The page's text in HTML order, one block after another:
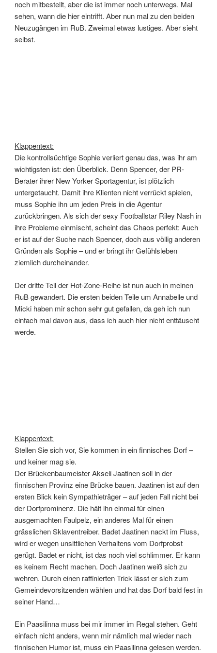
noch mitbestellt, aber die ist immer noch unterwegs. Mal
sehen, wann die hier eintrifft. Aber nun mal zu den beiden
Neuzugängen im RuB. Zweimal etwas lustiges. Aber sieht
selbst.
Klappentext:
Die kontrollsüchtige Sophie verliert genau das, was ihr am
wichtigsten ist: den Überblick. Denn Spencer, der PR-
Berater ihrer New Yorker Sportagentur, ist plötzlich
untergetaucht. Damit ihre Klienten nicht verrückt spielen,
muss Sophie ihn um jeden Preis in die Agentur
zurückbringen. Als sich der sexy Footballstar Riley Nash in
ihre Probleme einmischt, scheint das Chaos perfekt: Auch
er ist auf der Suche nach Spencer, doch aus völlig anderen
Gründen als Sophie – und er bringt ihr Gefühlsleben
ziemlich durcheinander.
Der dritte Teil der Hot-Zone-Reihe ist nun auch in meinen
RuB gewandert. Die ersten beiden Teile um Annabelle und
Micki haben mir schon sehr gut gefallen, da geh ich nun
einfach mal davon aus, dass ich auch hier nicht enttäuscht
werde.
Klappentext:
Stellen Sie sich vor, Sie kommen in ein finnisches Dorf –
und keiner mag sie.
Der Brückenbaumeister Akseli Jaatinen soll in der
finnischen Provinz eine Brücke bauen. Jaatinen ist auf den
ersten Blick kein Sympathieträger – auf jeden Fall nicht bei
der Dorfprominenz. Die hält ihn einmal für einen
ausgemachten Faulpelz, ein anderes Mal für einen
grässlichen Sklaventreiber. Badet Jaatinen nackt im Fluss,
wird er wegen unsittlichen Verhaltens vom Dorfprobst
gerügt. Badet er nicht, ist das noch viel schlimmer. Er kann
es keinem Recht machen. Doch Jaatinen weiß sich zu
wehren. Durch einen raffinierten Trick lässt er sich zum
Gemeindevorsitzenden wählen und hat das Dorf bald fest in
seiner Hand…
Ein Paasilinna muss bei mir immer im Regal stehen. Geht
einfach nicht anders, wenn mir nämlich mal wieder nach
finnischen Humor ist, muss ein Paasilinna gelesen werden.